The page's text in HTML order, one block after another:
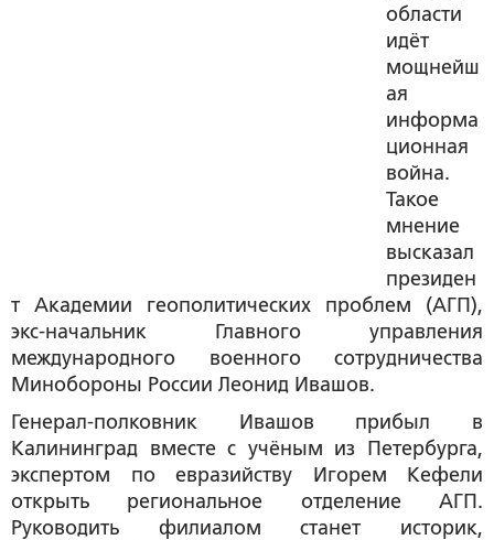
области
идёт
мощнейш
ая
информа
ционная
война.
Такое
мнение
высказал
президен
т Академии геополитических проблем (АГП),
экс-начальник Главного управления
международного военного сотрудничества
Минобороны России Леонид Ивашов.
Генерал-полковник Ивашов прибыл в
Калининград вместе с учёным из Петербурга,
экспертом по евразийству Игорем Кефели
открыть региональное отделение АГП.
Руководить филиалом станет историк,